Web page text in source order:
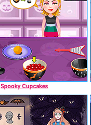
Spooky Cupcakes